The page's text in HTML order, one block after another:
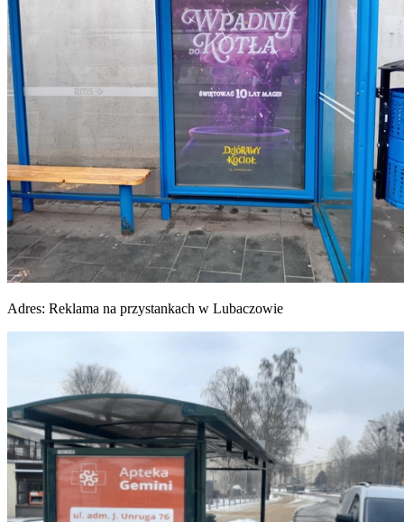
Adres: Reklama na przystankach w Lubaczowie